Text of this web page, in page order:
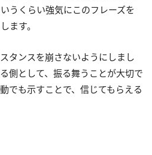
うくらい強気にこのフレーズを
ます。
タンスを崩さないようにしまし
側として、振る舞うことが大切で
でも示すことで、信じてもらえる